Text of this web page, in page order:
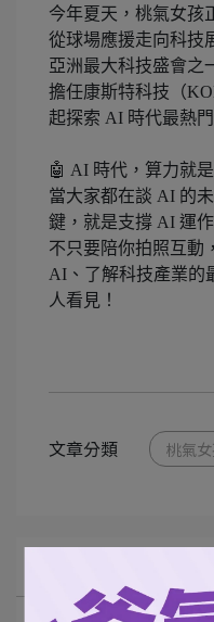
今年夏天，桃氣女孩
從球場應援走向科技
亞洲最大科技盛會之
擔任康斯特科技（
起探索 AI 時代最熱
🤖 AI 時代，算力就是
當大家都在談 AI 的
鍵，就是支撐 AI 運
不只要陪你拍照互動
AI、了解科技產業的
人看見！
文章分類 桃氣